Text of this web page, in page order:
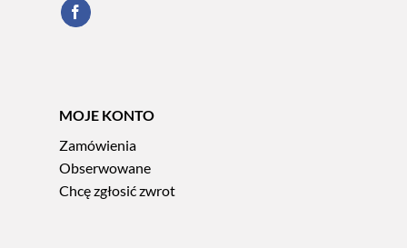
MOJE KONTO
Zamówienia
Obserwowane
Chcę zgłosić zwrot